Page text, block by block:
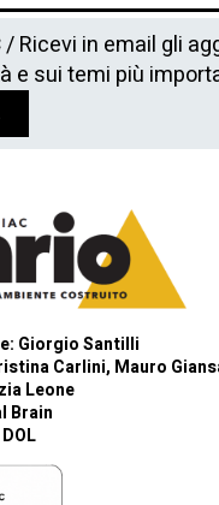
/ Ricevi in email gli
e sui temi più
Giorgio Santilli
Carlini, Mauro
Leone
Brain
DOL